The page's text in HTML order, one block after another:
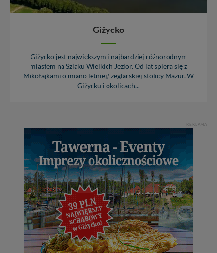
Giżycko
Giżycko jest największym i najbardziej różnorodnym
miastem na Szlaku Wielkich Jezior. Od lat spiera się z
Mikołajkami o miano letniej/ żeglarskiej stolicy Mazur. W
Giżycku i okolicach...
REKLAMA